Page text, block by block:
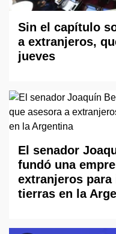
Sin el capítulo
a extranjeros,
jueves
El senador
fundó una
extranjeros
tierras en la